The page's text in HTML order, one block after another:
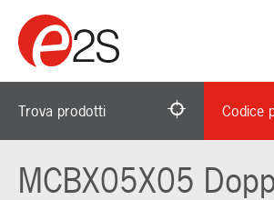
Trova prodotti Codice
MCBX05X05